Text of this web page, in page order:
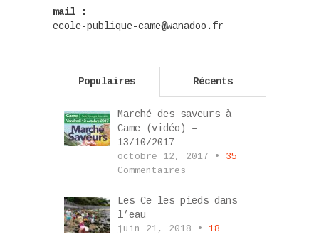
mail :
ecole-publique-came@wanadoo.fr
Populaires Récents
Marché des saveurs à
Came (vidéo) –
13/10/2017
octobre 12, 2017 • 35
Commentaires
Les Ce les pieds dans
l’eau
juin 21, 2018 • 18